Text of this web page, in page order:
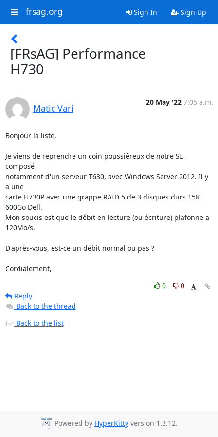
frsag.org Sign In Sign Up
[FRsAG] Performance
H730
Matic Vari
20 May '22 7:05 a.m.
Bonjour la liste,
Je viens de reprendre un coin poussiéreux de notre SI,
composé
notamment d'un serveur T630, avec Windows Server 2012. Il y
a une
carte H730P avec une grappe RAID 5 de 3 disques durs 15K
600Go Dell.
Mon soucis est que le débit en lecture (ou écriture) plafonne a
120Mo/s.
D'après-vous, est-ce un débit normal ou pas ?
Cordialement,
0
0
Reply
Back to the thread
Back to the list
Powered by HyperKitty version 1.3.12.